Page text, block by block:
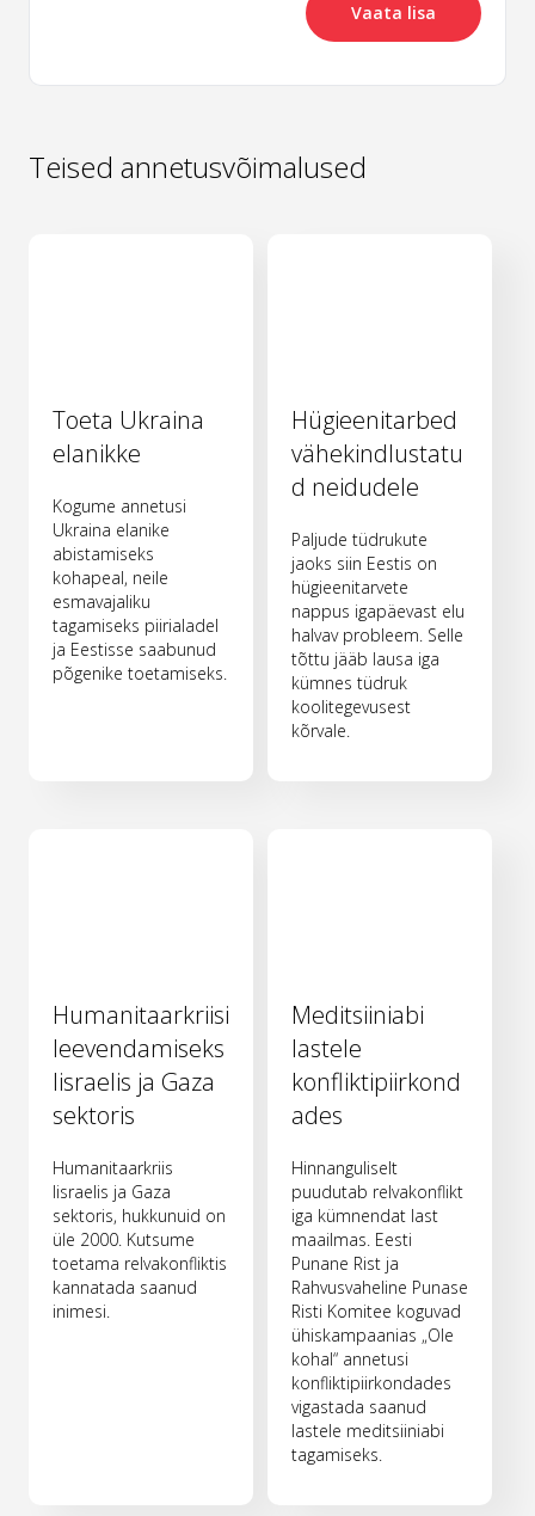
Vaata lisa
Teised annetusvõimalused
Toeta Ukraina
elanikke
Kogume annetusi
Ukraina elanike
abistamiseks
kohapeal, neile
esmavajaliku
tagamiseks piirialadel
ja Eestisse saabunud
põgenike toetamiseks.
Hügieenitarbed
vähekindlustatu
d neidudele
Paljude tüdrukute
jaoks siin Eestis on
hügieenitarvete
nappus igapäevast elu
halvav probleem. Selle
tõttu jääb lausa iga
kümnes tüdruk
koolitegevusest
kõrvale.
Humanitaarkriisi
leevendamiseks
Iisraelis ja Gaza
sektoris
Humanitaarkriis
Iisraelis ja Gaza
sektoris, hukkunuid on
üle 2000. Kutsume
toetama relvakonfliktis
kannatada saanud
inimesi.
Meditsiiniabi
lastele
konfliktipiirkond
ades
Hinnanguliselt
puudutab relvakonflikt
iga kümnendat last
maailmas. Eesti
Punane Rist ja
Rahvusvaheline Punase
Risti Komitee koguvad
ühiskampaanias „Ole
kohal“ annetusi
konfliktipiirkondades
vigastada saanud
lastele meditsiiniabi
tagamiseks.